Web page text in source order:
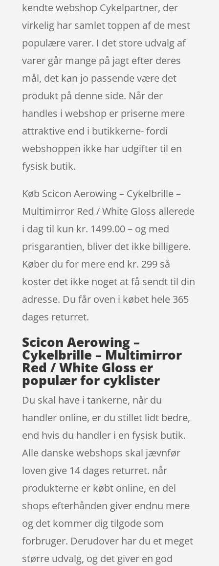
kendte webshop Cykelpartner, der
virkelig har samlet toppen af de mest
populære varer. I det store udvalg af
varer går mange på jagt efter deres
mål, det kan jo passende være det
produkt på denne side. Når der
handles i webshop er priserne mere
attraktive end i butikkerne- fordi
webshoppen ikke har udgifter til en
fysisk butik.
Køb Scicon Aerowing – Cykelbrille –
Multimirror Red / White Gloss allerede
i dag til kun kr. 1499.00 – og med
prisgarantien, bliver det ikke billigere.
Køber du for mere end kr. 299 så
koster det ikke noget at få sendt til din
adresse. Du får oven i købet hele 365
dages returret.
Scicon Aerowing –
Cykelbrille – Multimirror
Red / White Gloss er
populær for cyklister
Du skal have i tankerne, når du
handler online, er du stillet lidt bedre,
end hvis du handler i en fysisk butik.
Alle danske webshops skal jævnfør
loven give 14 dages returret. når
produkterne er købt online, en del
shops efterhånden giver endnu mere
og det kommer dig tilgode som
forbruger. Derudover har du et meget
større udvalg, og det giver en god